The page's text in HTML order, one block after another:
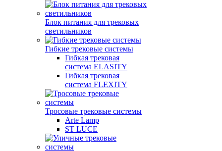
Блок питания для трековых
светильников
Гибкие трековые системы
Гибкая трековая
система ELASITY
Гибкая трековая
система FLEXITY
Тросовые трековые системы
Arte Lamp
ST LUCE